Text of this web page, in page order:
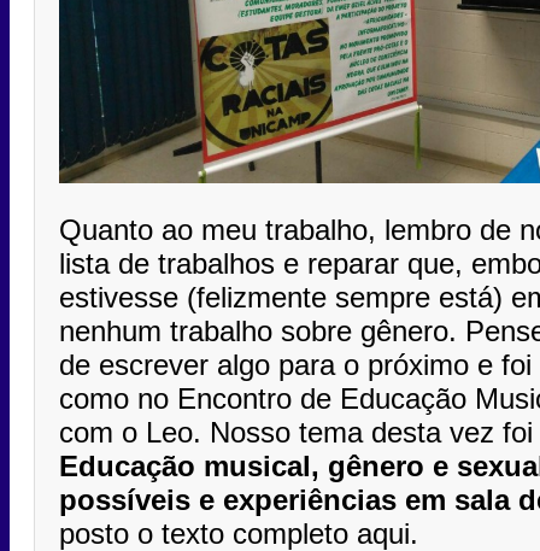
Quanto ao meu trabalho, lembro de
lista de trabalhos e reparar que,
estivesse (felizmente sempre está)
nenhum trabalho sobre gênero.
de escrever algo para o próximo e
como no Encontro de Educação
com o Leo. Nosso tema desta vez
Educação musical, gênero e
possíveis e experiências em sala
posto o texto completo aqui.